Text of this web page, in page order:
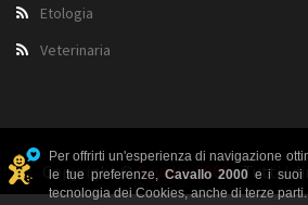
Etologia
Veterinaria
Copyright ©Cavallo 2000- Tutti i
Per offrirti un'esperienza di navigazione
le tue preferenze,Cavallo 2000e i suoi
tecnologia dei Cookies, anche di terze parti.